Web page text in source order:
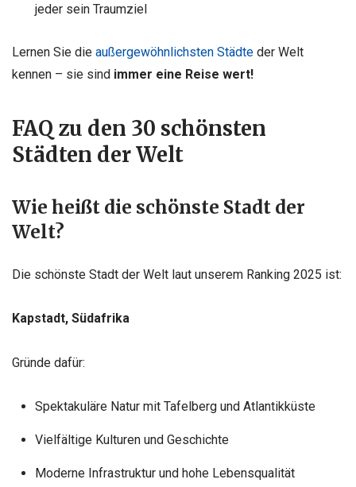
jeder sein Traumziel
Lernen Sie die außergewöhnlichsten Städte der Welt
kennen – sie sind immer eine Reise wert!
FAQ zu den 30 schönsten
Städten der Welt
Wie heißt die schönste Stadt der
Welt?
Die schönste Stadt der Welt laut unserem Ranking 2025 ist:
Kapstadt, Südafrika
Gründe dafür:
Spektakuläre Natur mit Tafelberg und Atlantikküste
Vielfältige Kulturen und Geschichte
Moderne Infrastruktur und hohe Lebensqualität